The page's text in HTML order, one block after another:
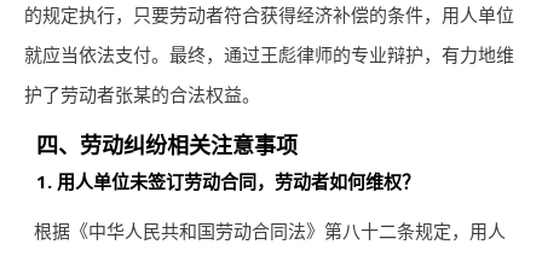
的规定执行，只要劳动者符合获得经济补偿的条件，用人单位
就应当依法支付。最终，通过王彪律师的专业辩护，有力地维
护了劳动者张某的合法权益。
四、劳动纠纷相关注意事项
1. 用人单位未签订劳动合同，劳动者如何维权？
根据《中华人民共和国劳动合同法》第八十二条规定，用人